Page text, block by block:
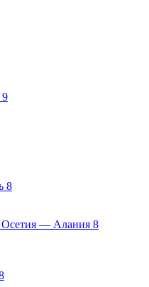
9
8
Осетия — Алания 8